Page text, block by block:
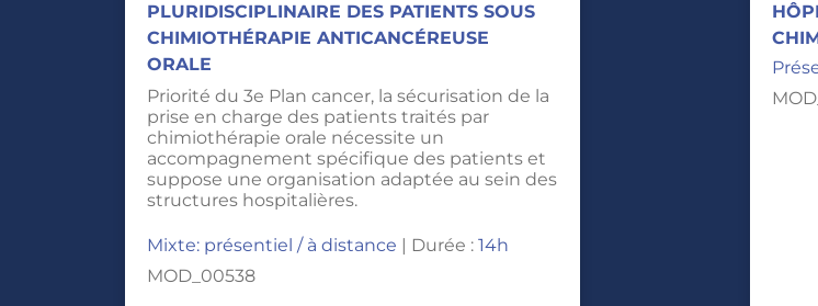
PLURIDISCIPLINAIRE DES PATIENTS SOUS
CHIMIOTHÉRAPIE ANTICANCÉREUSE
ORALE
Priorité du 3e Plan cancer, la sécurisation de la
prise en charge des patients traités par
chimiothérapie orale nécessite un
accompagnement spécifique des patients et
suppose une organisation adaptée au sein des
structures hospitalières.
Mixte: présentiel / à distance | Durée : 14h
MOD_00538